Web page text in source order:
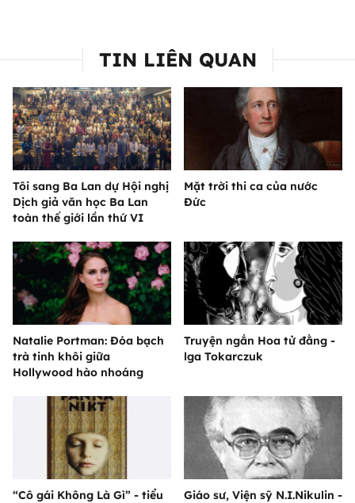
TIN LIÊN QUAN
Tôi sang Ba Lan dự Hội nghị
Dịch giả văn học Ba Lan
toàn thế giới lần thứ VI
Mặt trời thi ca của nước
Đức
Natalie Portman: Đóa bạch
trà tinh khôi giữa
Hollywood hào nhoáng
Truyện ngắn Hoa tử đằng -
lga Tokarczuk
“Cô gái Không Là Gì” - tiểu Giáo sư, Viện sỹ N.I.Nikulin -